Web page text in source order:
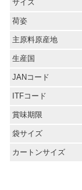
サイズ
荷姿
主原料原産地
生産国
JANコード
ITFコード
賞味期限
袋サイズ
カートンサイズ